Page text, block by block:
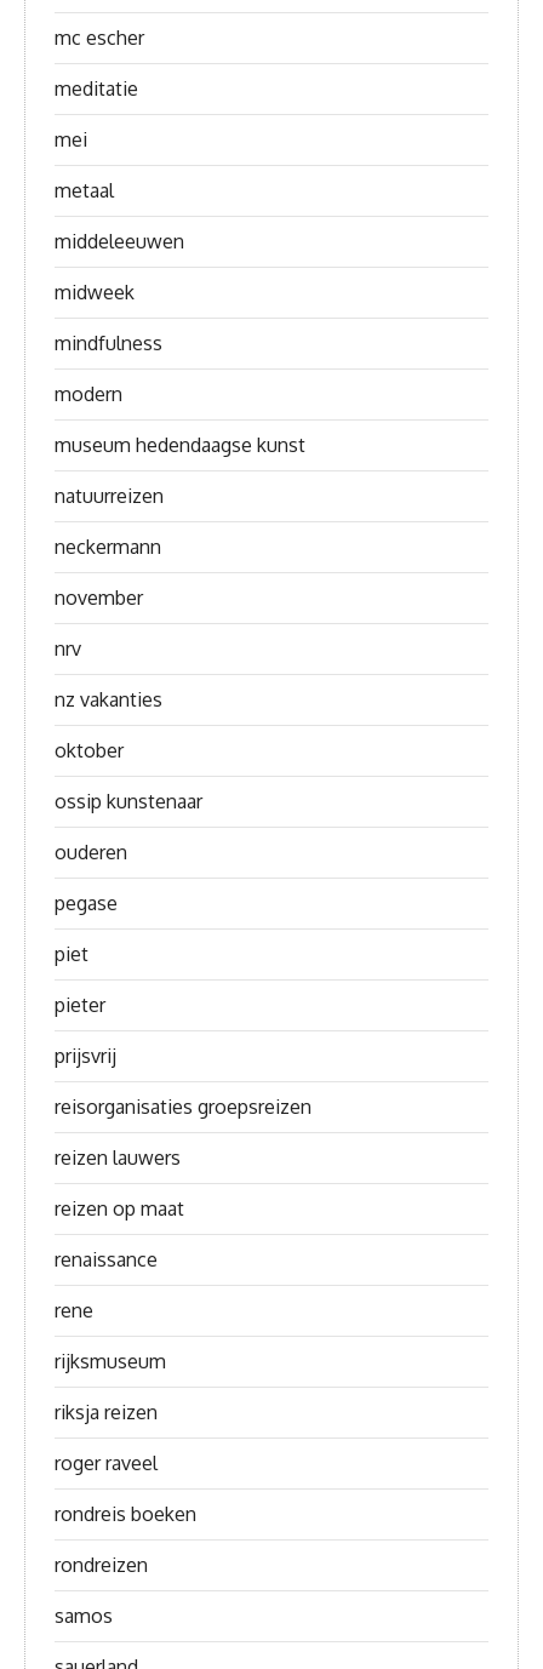
mc escher
meditatie
mei
metaal
middeleeuwen
midweek
mindfulness
modern
museum hedendaagse kunst
natuurreizen
neckermann
november
nrv
nz vakanties
oktober
ossip kunstenaar
ouderen
pegase
piet
pieter
prijsvrij
reisorganisaties groepsreizen
reizen lauwers
reizen op maat
renaissance
rene
rijksmuseum
riksja reizen
roger raveel
rondreis boeken
rondreizen
samos